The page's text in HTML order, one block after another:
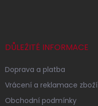
DŮLEŽITÉ INFORMACE
Doprava a platba
Vrácení a reklamace zboží
Obchodní podmínky